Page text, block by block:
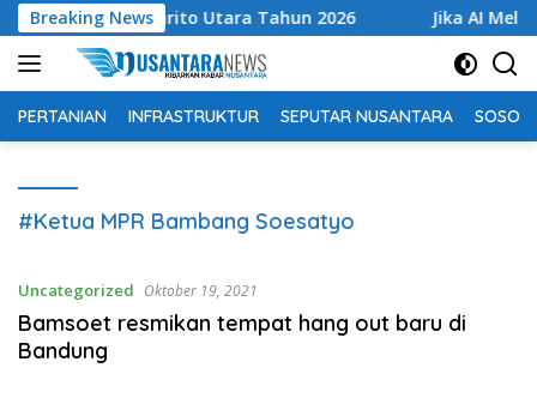
Langsung
ke
konten
Breaking NewsBarito Utara Tahun 2026 Jika AI
PERTANIAN INFRASTRUKTUR SEPUTAR NUSANTARA SOSOK
#Ketua MPR Bambang Soesatyo
Uncategorized Oktober 19, 2021
Bamsoet resmikan tempat hang out baru di
Bandung